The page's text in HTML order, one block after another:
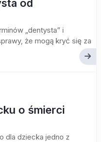
od
„dentysta” i
że mogą kryć się za
o śmierci
dla dziecka jedno z